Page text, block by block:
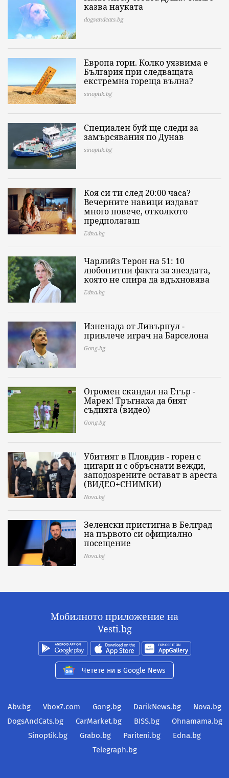
казва науката
dogsandcats.bg
Европа гори. Колко уязвима е
България при следващата
екстремна гореща вълна?
sinoptik.bg
Специален буй ще следи за
замърсявания по Дунав
sinoptik.bg
Коя си ти след 20:00 часа?
Вечерните навици издават
много повече, отколкото
предполагаш
Edna.bg
Чарлийз Терон на 51: 10
любопитни факта за звездата,
която не спира да вдъхновява
Edna.bg
Изненада от Ливърпул -
привлече играч на Барселона
Gong.bg
Огромен скандал на Етър -
Марек! Тръгнаха да бият
съдията (видео)
Gong.bg
Убитият в Пловдив - горен с
цигари и с обръснати вежди,
заподозрените остават в ареста
(ВИДЕО+СНИМКИ)
Nova.bg
Зеленски пристигна в Белград
на първото си официално
посещение
Nova.bg
Мобилното приложение на
Vesti.bg
Четете ни в Google News
Abv.bg Vbox7.com Gong.bg DarikNews.bg
Nova.bg
DogsAndCats.bg
CarMarket.bg BISS.bg
Ohnamama.bg
Sinoptik.bg
Grabo.bg Pariteni.bg
Edna.bg
Telegraph.bg